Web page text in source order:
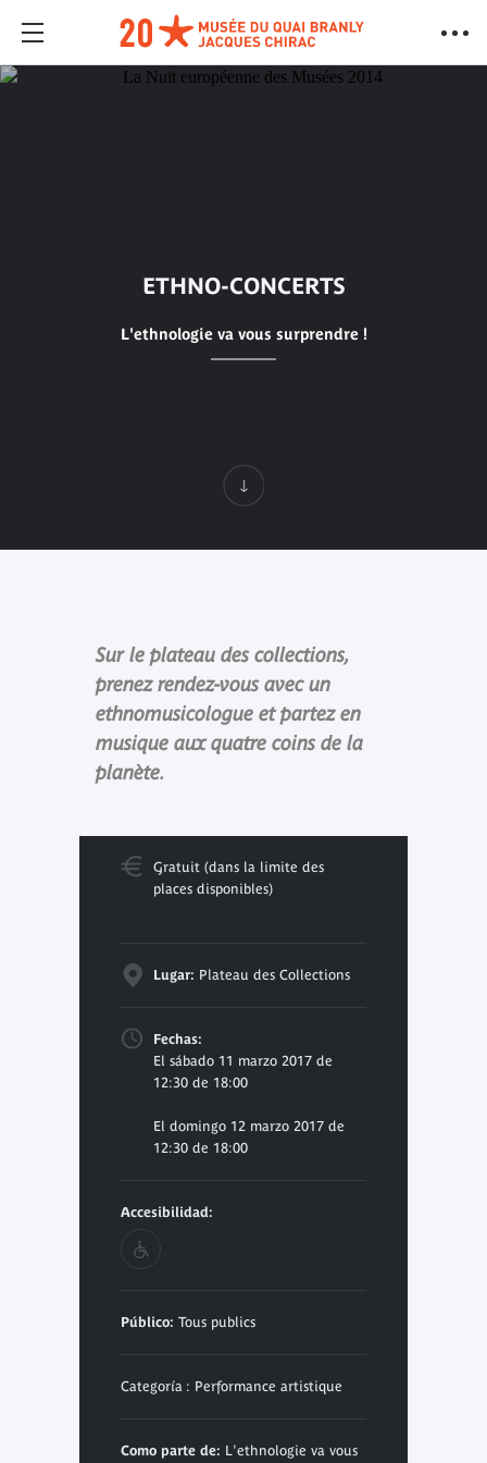
ETHNO-CONCERTS
L'ethnologie va vous surprendre !
Sur le plateau des collections,
prenez rendez-vous avec un
ethnomusicologue et partez en
musique aux quatre coins de la
planète.
Gratuit (dans la limite des
places disponibles)
Lugar: Plateau des Collections
Fechas:
El sábado 11 marzo 2017 de
12:30 de 18:00
El domingo 12 marzo 2017 de
12:30 de 18:00
Accesibilidad:
Público: Tous publics
Categoría : Performance artistique
Como parte de: L'ethnologie va vous